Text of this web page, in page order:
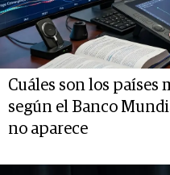
Cuáles son los países
según el Banco
no aparece